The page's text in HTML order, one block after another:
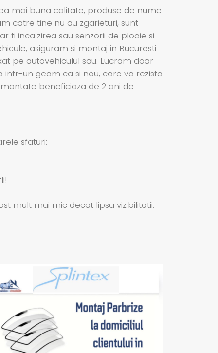
mai buna calitate, produse de nume
catre tine nu au zgarieturi, sunt
fi incalzirea sau senzorii de ploaie si
asiguram si montaj in Bucuresti
pe autovehiculul sau. Lucram doar
un geam ca si nou, care va rezista
beneficiaza de 2 ani de
sfaturi:
mult mai mic decat lipsa vizibilitatii.